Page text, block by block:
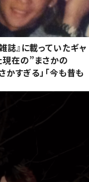
』に載っていたギャ
現在の”まさかの
かすぎる」「今も昔も